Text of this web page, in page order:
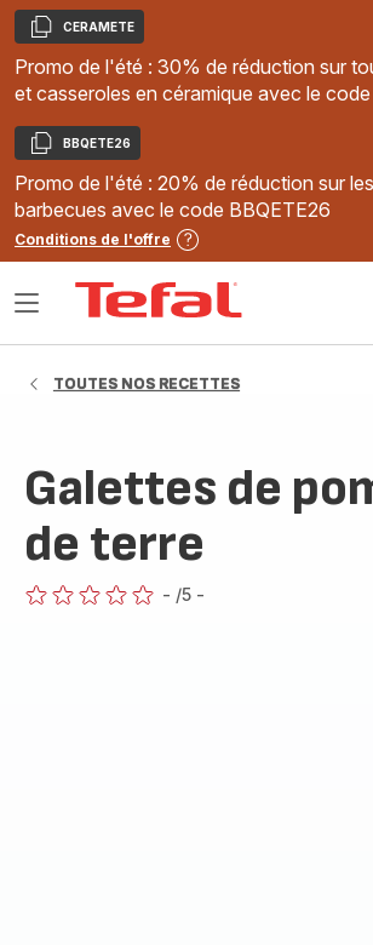
Copier
CERAMETE
Promo de l'été : 30% de réduction sur
et casseroles en céramique avec le
Copier
BBQETE26
Promo de l'été : 20% de réduction sur
barbecues avec le code BBQETE26
Conditions de l'offre
Ouvrir
TOUTES NOS RECETTES
Galettes de
de terre
- /5 -